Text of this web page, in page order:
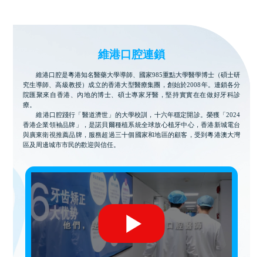
維港口腔連鎖
維港口腔是粵港知名醫藥大學導師、國家985重點大學醫學博士（碩士研
究生導師、高級教授）成立的香港大型醫療集團，創始於2008年。連鎖各分
院匯聚來自香港、內地的博士、碩士專家牙醫，堅持實實在在做好牙科診
療。
維港口腔踐行「醫道濟世」的大學校訓，十六年穩定開診。榮獲「2024
香港企業領袖品牌」，是諾貝爾種植系統全球放心植牙中心，香港新城電台
與廣東衛視推薦品牌，服務超過三十個國家和地區的顧客，受到粵港澳大灣
區及周邊城市市民的歡迎與信任。